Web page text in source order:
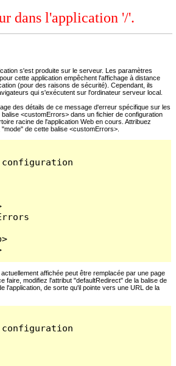
dans l'application '/'.
s'est produite sur le serveur. Les paramètres
cette application empêchent l'affichage à distance
(pour des raisons de sécurité). Cependant, ils
qui s'exécutent sur l'ordinateur serveur local.
des détails de ce message d'erreur spécifique sur les
<customErrors> dans un fichier de configuration
racine de l'application Web en cours. Attribuez
de cette balise <customErrors>.
affichée peut être remplacée par une page
faire, modifiez l'attribut "defaultRedirect" de la balise de
l'application, de sorte qu'il pointe vers une URL de la